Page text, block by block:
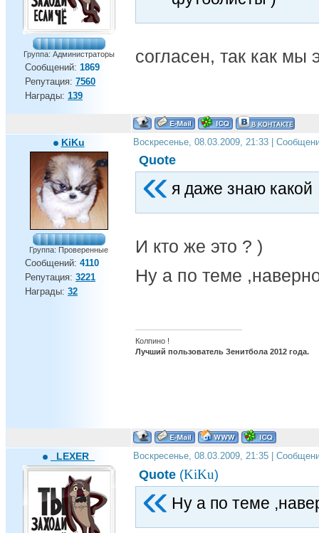
Группа: Администраторы
Сообщений: 1869
Репутация: 7560
Награды: 139
согласен, так как мы
KiKu
Группа: Проверенные
Сообщений: 4110
Репутация: 3221
Награды: 32
Воскресенье, 08.03.2009, 21:33 |
Quote
я даже знаю какой
И кто же это ? )
Ну а по теме
Колпино !
Лучший пользователь Зенитбола 2012 года.
_LEXER_ Воскресенье, 08.03.2009, 21:35 |
Quote (KiKu)
Ну а по теме